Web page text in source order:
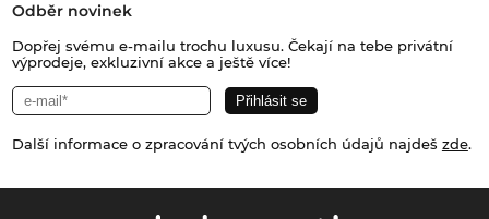
Odběr novinek
Dopřej svému e-mailu trochu luxusu. Čekají na tebe privátní
výprodeje, exkluzivní akce a ještě více!
Další informace o zpracování tvých osobních údajů najdeš zde.